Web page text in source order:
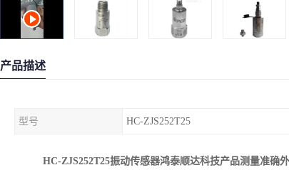
产品描述
型号 HC-ZJS252T25
HC-ZJS252T25振动传感器鸿泰顺达科技产品测量准确